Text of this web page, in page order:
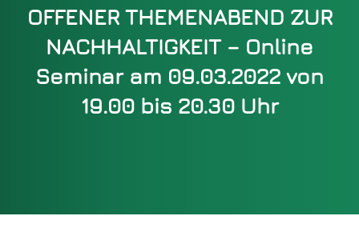
OFFENER THEMENABEND ZUR
NACHHALTIGKEIT – Online
Seminar am 09.03.2022 von
19.00 bis 20.30 Uhr